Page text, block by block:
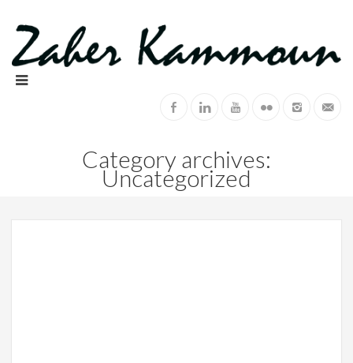
Category archives:
Uncategorized